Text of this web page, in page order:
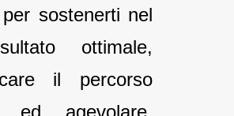
sostenerti nel
ottimale,
il percorso
agevolare,